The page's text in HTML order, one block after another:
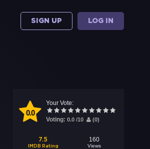
SIGN UP LOG IN
0.0
Your Vote:
Voting: 0.0 /10 (0)
7.5
IMDB Rating
160
Views